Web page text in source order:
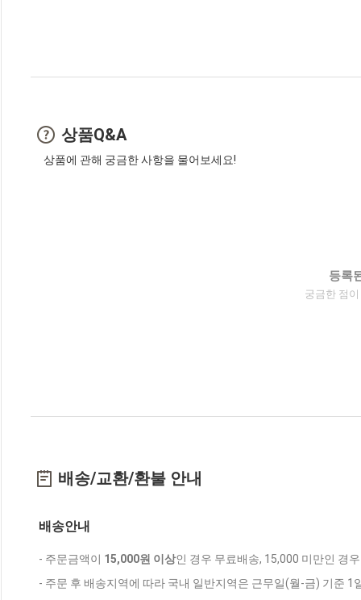
상품Q&A
상품에 관해 궁금한 사항을 물어보세요!
등록
궁금한 점
배송/교환/환불 안내
배송안내
- 주문금액이 15,000원 이상인 경우 무료배송, 15,000 미만인 경
- 주문 후 배송지역에 따라 국내 일반지역은 근무일(월-금) 기준